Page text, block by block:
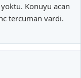
Konuyu acan
tercuman vardi.